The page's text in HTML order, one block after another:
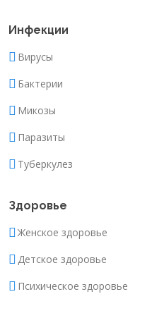
Инфекции
Вирусы
Бактерии
Микозы
Паразиты
Туберкулез
Здоровье
Женское здоровье
Детское здоровье
Психическое здоровье